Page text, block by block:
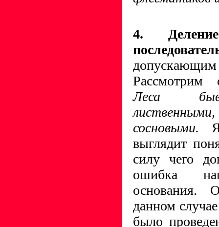
4.
допускающим
Рассмотрим
Леса
сосновыми.
выглядит
силу чего
ошибка
основания.
данном
было